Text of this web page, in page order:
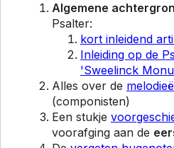
Algemene
Psalter:
kort inleidend
Inleiding op de
'Sweelinck
Alles over de
(componisten)
Een stukje
voorafging aan de